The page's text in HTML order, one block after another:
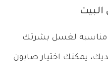
مناسبة لغسل بشرتك
يمكنك اختيار صابون